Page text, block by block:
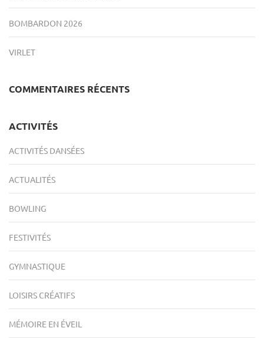
BOMBARDON 2026
VIRLET
COMMENTAIRES RÉCENTS
ACTIVITÉS
ACTIVITÉS DANSÉES
ACTUALITÉS
BOWLING
FESTIVITÉS
GYMNASTIQUE
LOISIRS CRÉATIFS
MÉMOIRE EN ÉVEIL